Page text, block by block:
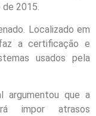
2015.
Localizado em
a certificação e
usados pela
argumentou que a
impor atrasos